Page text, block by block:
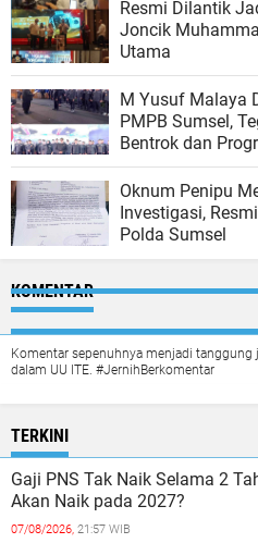
Resmi Dilantik
Joncik
Utama
M Yusuf Malaya
PMPB Sumsel,
Bentrok dan
Oknum Penipu
Investigasi,
Polda Sumsel
KOMENTAR
Komentar sepenuhnya menjadi
dalam UU ITE. #JernihBerkomentar
TERKINI
Gaji PNS Tak Naik Selama 2
Akan Naik pada 2027?
07/08/2026, 21:57 WIB